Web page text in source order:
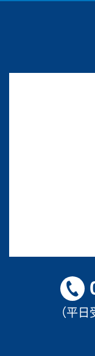
（平